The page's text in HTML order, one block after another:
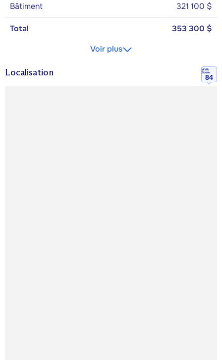
Bâtiment 321 100 $
Total
353 300 $
Voir plus
Localisation
Walk
Score
84